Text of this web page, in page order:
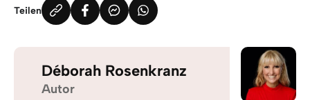
Teilen
Déborah Rosenkranz
Autor